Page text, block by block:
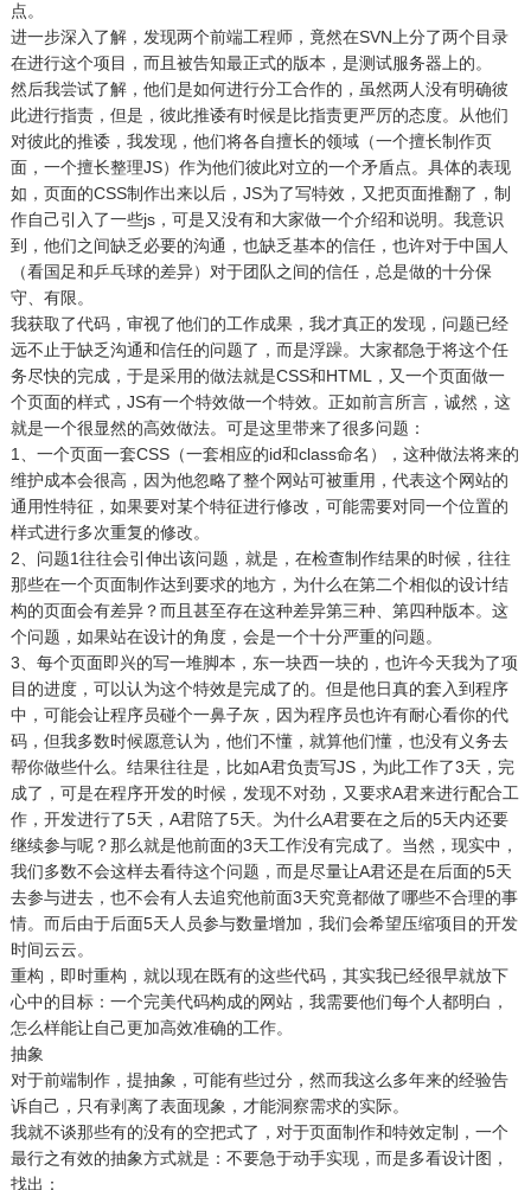
点。
进一步深入了解，发现两个前端工程师，竟然在SVN上分了两个目录
在进行这个项目，而且被告知最正式的版本，是测试服务器上的。
然后我尝试了解，他们是如何进行分工合作的，虽然两人没有明确彼
此进行指责，但是，彼此推诿有时候是比指责更严厉的态度。从他们
对彼此的推诿，我发现，他们将各自擅长的领域（一个擅长制作页
面，一个擅长整理JS）作为他们彼此对立的一个矛盾点。具体的表现
如，页面的CSS制作出来以后，JS为了写特效，又把页面推翻了，制
作自己引入了一些js，可是又没有和大家做一个介绍和说明。我意识
到，他们之间缺乏必要的沟通，也缺乏基本的信任，也许对于中国人
（看国足和乒乓球的差异）对于团队之间的信任，总是做的十分保
守、有限。
我获取了代码，审视了他们的工作成果，我才真正的发现，问题已经
远不止于缺乏沟通和信任的问题了，而是浮躁。大家都急于将这个任
务尽快的完成，于是采用的做法就是CSS和HTML，又一个页面做一
个页面的样式，JS有一个特效做一个特效。正如前言所言，诚然，这
就是一个很显然的高效做法。可是这里带来了很多问题：
1、一个页面一套CSS（一套相应的id和class命名），这种做法将来的
维护成本会很高，因为他忽略了整个网站可被重用，代表这个网站的
通用性特征，如果要对某个特征进行修改，可能需要对同一个位置的
样式进行多次重复的修改。
2、问题1往往会引伸出该问题，就是，在检查制作结果的时候，往往
那些在一个页面制作达到要求的地方，为什么在第二个相似的设计结
构的页面会有差异？而且甚至存在这种差异第三种、第四种版本。这
个问题，如果站在设计的角度，会是一个十分严重的问题。
3、每个页面即兴的写一堆脚本，东一块西一块的，也许今天我为了项
目的进度，可以认为这个特效是完成了的。但是他日真的套入到程序
中，可能会让程序员碰个一鼻子灰，因为程序员也许有耐心看你的代
码，但我多数时候愿意认为，他们不懂，就算他们懂，也没有义务去
帮你做些什么。结果往往是，比如A君负责写JS，为此工作了3天，完
成了，可是在程序开发的时候，发现不对劲，又要求A君来进行配合工
作，开发进行了5天，A君陪了5天。为什么A君要在之后的5天内还要
继续参与呢？那么就是他前面的3天工作没有完成了。当然，现实中，
我们多数不会这样去看待这个问题，而是尽量让A君还是在后面的5天
去参与进去，也不会有人去追究他前面3天究竟都做了哪些不合理的事
情。而后由于后面5天人员参与数量增加，我们会希望压缩项目的开发
时间云云。
重构，即时重构，就以现在既有的这些代码，其实我已经很早就放下
心中的目标：一个完美代码构成的网站，我需要他们每个人都明白，
怎么样能让自己更加高效准确的工作。
抽象
对于前端制作，提抽象，可能有些过分，然而我这么多年来的经验告
诉自己，只有剥离了表面现象，才能洞察需求的实际。
我就不谈那些有的没有的空把式了，对于页面制作和特效定制，一个
最行之有效的抽象方式就是：不要急于动手实现，而是多看设计图，
找出：